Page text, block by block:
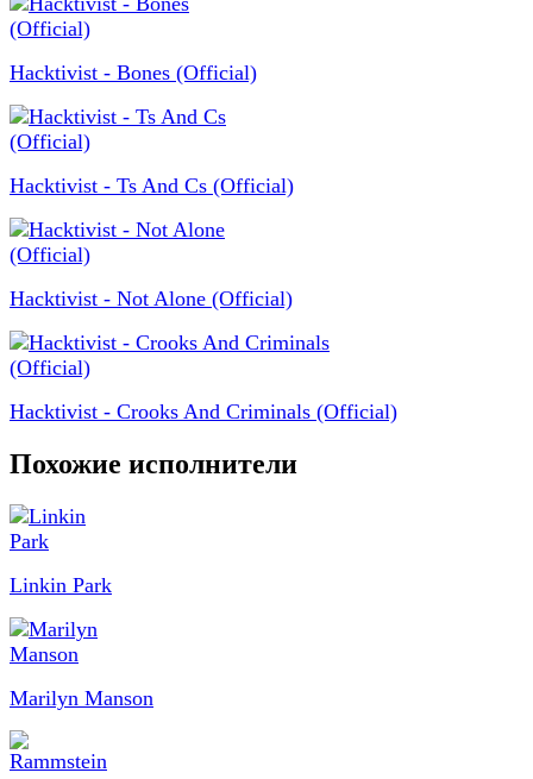
Hacktivist - Bones (Official)
Hacktivist - Ts And Cs (Official)
Hacktivist - Not Alone (Official)
Hacktivist - Crooks And Criminals (Official)
Похожие исполнители
Linkin Park
Marilyn Manson